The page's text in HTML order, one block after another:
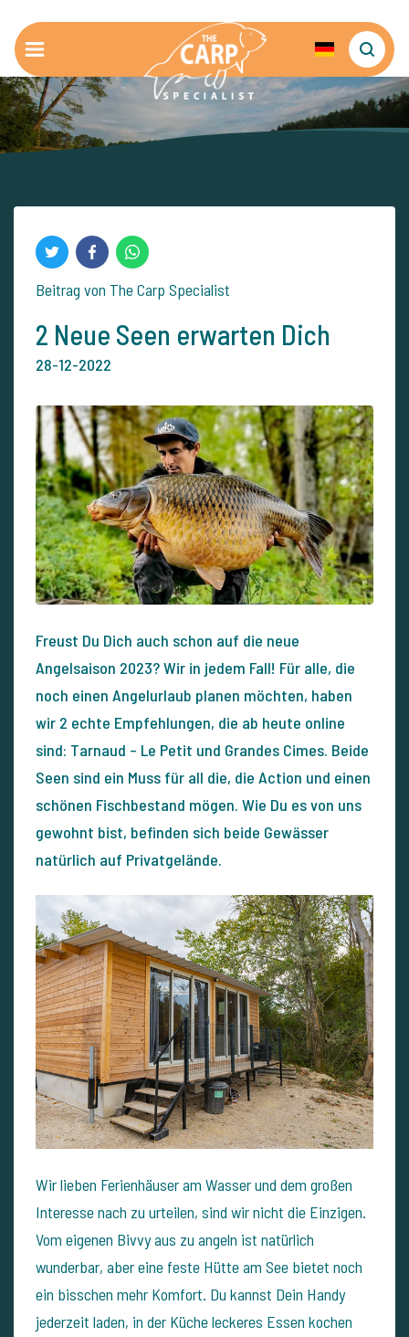
Beitrag von The Carp Specialist
2 Neue Seen erwarten Dich
28-12-2022
Freust Du Dich auch schon auf die neue
Angelsaison 2023? Wir in jedem Fall! Für alle, die
noch einen Angelurlaub planen möchten, haben
wir 2 echte Empfehlungen, die ab heute online
sind: Tarnaud – Le Petit und Grandes Cimes. Beide
Seen sind ein Muss für all die, die Action und einen
schönen Fischbestand mögen. Wie Du es von uns
gewohnt bist, befinden sich beide Gewässer
natürlich auf Privatgelände.
Wir lieben Ferienhäuser am Wasser und dem großen
Interesse nach zu urteilen, sind wir nicht die Einzigen.
Vom eigenen Bivvy aus zu angeln ist natürlich
wunderbar, aber eine feste Hütte am See bietet noch
ein bisschen mehr Komfort. Du kannst Dein Handy
jederzeit laden, in der Küche leckeres Essen kochen